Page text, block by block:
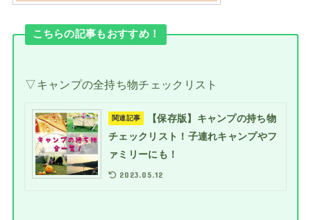
こちらの記事もおすすめ！
▽キャンプの全持ち物チェックリスト
関連記事
【保存版】キャンプの持ち物
チェックリスト！子連れキャンプやフ
ァミリーにも！
2023.05.12